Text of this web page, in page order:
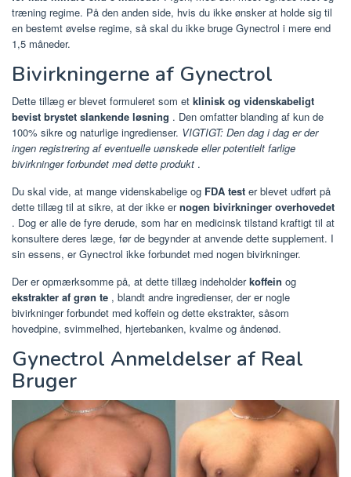
træning regime. På den anden side, hvis du ikke ønsker at holde sig til
en bestemt øvelse regime, så skal du ikke bruge Gynectrol i mere end
1,5 måneder.
Bivirkningerne af Gynectrol
Dette tillæg er blevet formuleret som et klinisk og videnskabeligt
bevist brystet slankende løsning . Den omfatter blanding af kun de
100% sikre og naturlige ingredienser. VIGTIGT: Den dag i dag er der
ingen registrering af eventuelle uønskede eller potentielt farlige
bivirkninger forbundet med dette produkt .
Du skal vide, at mange videnskabelige og FDA test er blevet udført på
dette tillæg til at sikre, at der ikke ernogen bivirkninger overhovedet
. Dog er alle de fyre derude, som har en medicinsk tilstand kraftigt til at
konsultere deres læge, før de begynder at anvende dette supplement. I
sin essens, er Gynectrol ikke forbundet med nogen bivirkninger.
Der er opmærksomme på, at dette tillæg indeholderkoffein og
ekstrakter af grøn te , blandt andre ingredienser, der er nogle
bivirkninger forbundet med koffein og dette ekstrakter, såsom
hovedpine, svimmelhed, hjertebanken, kvalme og åndenød.
Gynectrol Anmeldelser af Real
Bruger